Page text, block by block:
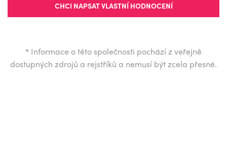
CHCI NAPSAT VLASTNÍ HODNOCENÍ
* Informace o této společnosti pochází z veřejně
dostupných zdrojů a rejstříků a nemusí být zcela přesné.